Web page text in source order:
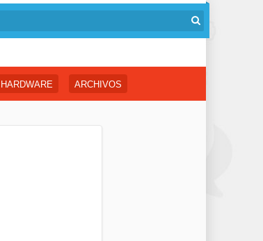
HARDWARE ARCHIVOS